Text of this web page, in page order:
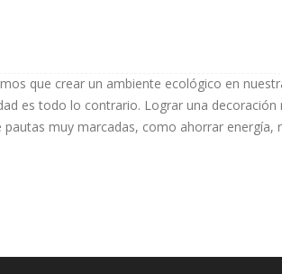
que crear un ambiente ecológico en
es todo lo contrario. Lograr una decoración
muy marcadas, como ahorrar energía,